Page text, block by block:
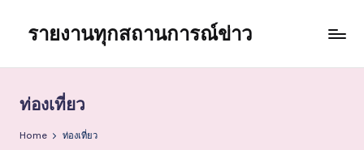
content
รายงานทุกสถานการณ์ข่าว
ท่องเที่ยว
Home ท่องเที่ยว